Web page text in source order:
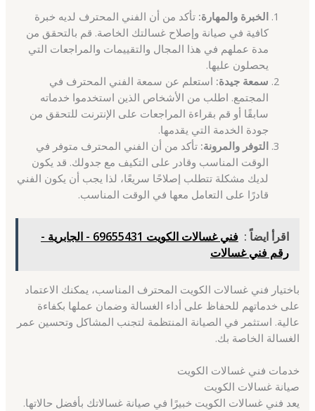
الخبرة والمهارة: تأكد من أن الفني المحترف لديه خبرة
كافية في صيانة وإصلاح غسالتك الخاصة. قم بالتحقق من
مدة عملهم في هذا المجال والتقييمات والمراجعات التي
يحصلون عليها.
سمعة جيدة: استعلم عن سمعة الفني المحترف في
المجتمع. اطلب من الأشخاص الذين استخدموا خدماته
سابقًا أو قم بقراءة المراجعات على الإنترنت للتحقق من
جودة الخدمة التي يقدمها.
التوفر والمرونة: تأكد من أن الفني المحترف متوفر في
الوقت المناسب وقادر على التكيف مع جدولك. قد يكون
لديك مشكلة تتطلب إصلاحًا سريعًا، لذا يجب أن يكون الفني
قادرًا على التعامل معها في الوقت المناسب.
اقرأ ايضاً :
فني غسالات الكويت 69655431 - الجابرية -
رقم فني غسالات
باختيار فني غسالات الكويت المحترف المناسب، يمكنك الاعتماد
على خدماتهم للحفاظ على أداء الغسالة وضمان عملها بكفاءة
عالية. استثمر في الصيانة المنتظمة لتجنب المشاكل وتحسين عمر
الغسالة الخاصة بك.
خدمات فني غسالات الكويت
صيانة غسالات الكويت
يعد فني غسالات الكويت خبيرًا في صيانة غسالاتك بأفضل حالاتها.